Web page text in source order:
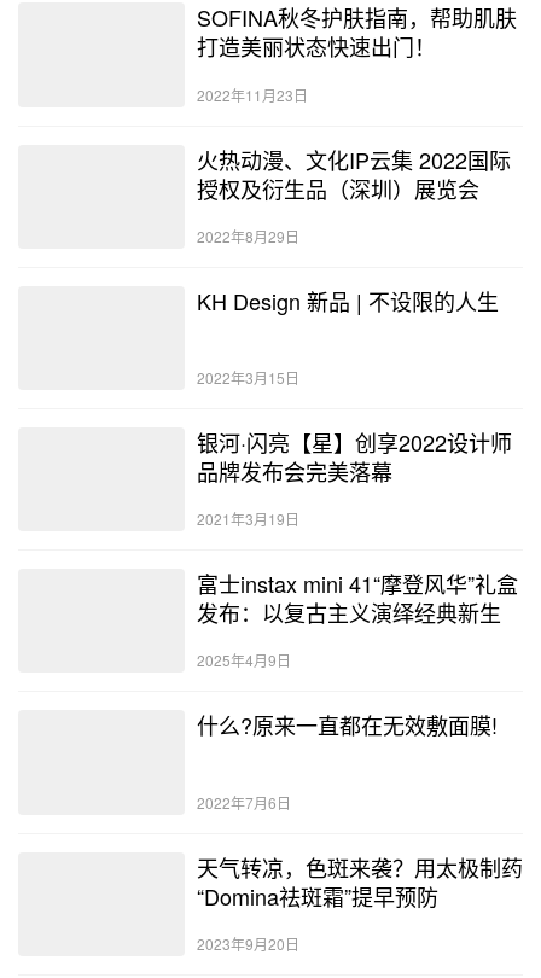
SOFINA秋冬护肤指南，帮助肌肤
打造美丽状态快速出门！
2022年11月23日
火热动漫、文化IP云集 2022国际
授权及衍生品（深圳）展览会
2022年8月29日
KH Design 新品 | 不设限的人生
2022年3月15日
银河·闪亮【星】创享2022设计师
品牌发布会完美落幕
2021年3月19日
富士instax mini 41“摩登风华”礼盒
发布：以复古主义演绎经典新生
2025年4月9日
什么?原来一直都在无效敷面膜!
2022年7月6日
天气转凉，色斑来袭？用太极制药
“Domina祛斑霜”提早预防
2023年9月20日